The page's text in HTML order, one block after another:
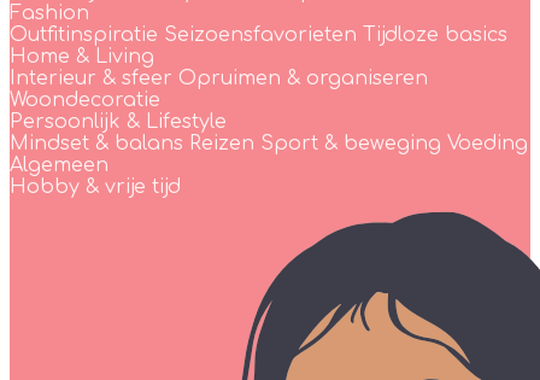
Fashion
Outfitinspiratie Seizoensfavorieten Tijdloze basics
Home & Living
Interieur & sfeer Opruimen & organiseren
Woondecoratie
Persoonlijk & Lifestyle
Mindset & balans Reizen Sport & beweging Voeding
Algemeen
Hobby & vrije tijd